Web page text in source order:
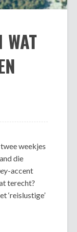
WAT
weekjes
die
-accent
terecht?
‘reislustige’